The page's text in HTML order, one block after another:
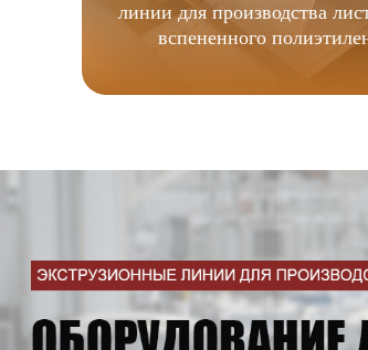
линии для производства
вспененного